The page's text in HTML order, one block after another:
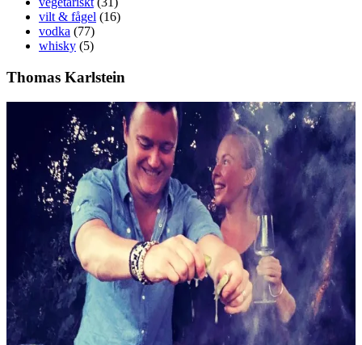
vilt & fågel (16)
vodka (77)
whisky (5)
Thomas Karlstein